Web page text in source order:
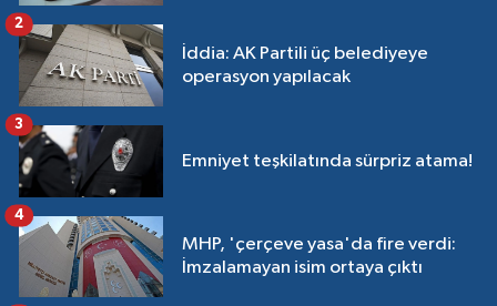
İddia: AK Partili üç belediyeye
operasyon yapılacak
2
Emniyet teşkilatında sürpriz atama!
3
MHP, 'çerçeve yasa'da fire verdi:
İmzalamayan isim ortaya çıktı
4